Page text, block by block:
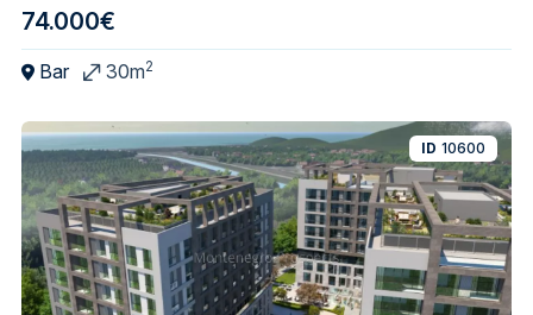
74.000€
Bar 30m2
ID 10600